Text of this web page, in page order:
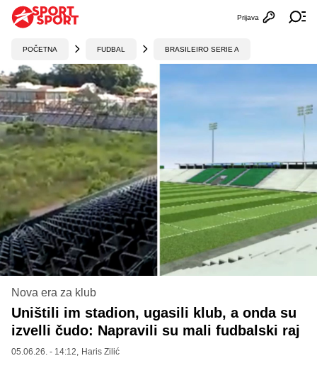
Otvori
Prijava
POČETNA FUDBAL BRASILEIRO SERIE A
Nova era za klub
Uništili im stadion, ugasili klub, a onda su
izvelli čudo: Napravili su mali fudbalski raj
05.06.26. - 14:12, Haris Zilić